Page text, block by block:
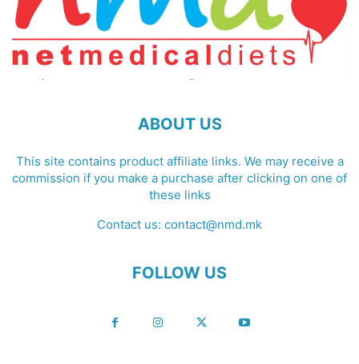
ABOUT US
This site contains product affiliate links. We may receive a
commission if you make a purchase after clicking on one of
these links
Contact us: contact@nmd.mk
FOLLOW US